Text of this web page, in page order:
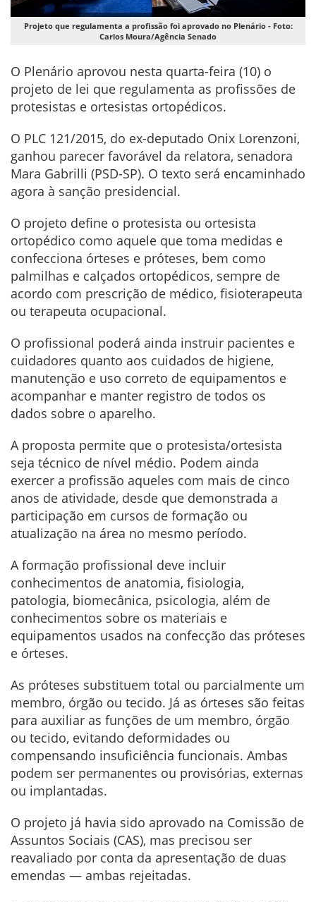
Projeto que regulamenta a profissão foi aprovado no Plenário - Foto:
Carlos Moura/Agência Senado
O Plenário aprovou nesta quarta-feira (10) o
projeto de lei que regulamenta as profissões de
protesistas e ortesistas ortopédicos.
O PLC 121/2015, do ex-deputado Onix Lorenzoni,
ganhou parecer favorável da relatora, senadora
Mara Gabrilli (PSD-SP). O texto será encaminhado
agora à sanção presidencial.
O projeto define o protesista ou ortesista
ortopédico como aquele que toma medidas e
confecciona órteses e próteses, bem como
palmilhas e calçados ortopédicos, sempre de
acordo com prescrição de médico, fisioterapeuta
ou terapeuta ocupacional.
O profissional poderá ainda instruir pacientes e
cuidadores quanto aos cuidados de higiene,
manutenção e uso correto de equipamentos e
acompanhar e manter registro de todos os
dados sobre o aparelho.
A proposta permite que o protesista/ortesista
seja técnico de nível médio. Podem ainda
exercer a profissão aqueles com mais de cinco
anos de atividade, desde que demonstrada a
participação em cursos de formação ou
atualização na área no mesmo período.
A formação profissional deve incluir
conhecimentos de anatomia, fisiologia,
patologia, biomecânica, psicologia, além de
conhecimentos sobre os materiais e
equipamentos usados na confecção das próteses
e órteses.
As próteses substituem total ou parcialmente um
membro, órgão ou tecido. Já as órteses são feitas
para auxiliar as funções de um membro, órgão
ou tecido, evitando deformidades ou
compensando insuficiência funcionais. Ambas
podem ser permanentes ou provisórias, externas
ou implantadas.
O projeto já havia sido aprovado na Comissão de
Assuntos Sociais (CAS), mas precisou ser
reavaliado por conta da apresentação de duas
emendas — ambas rejeitadas.